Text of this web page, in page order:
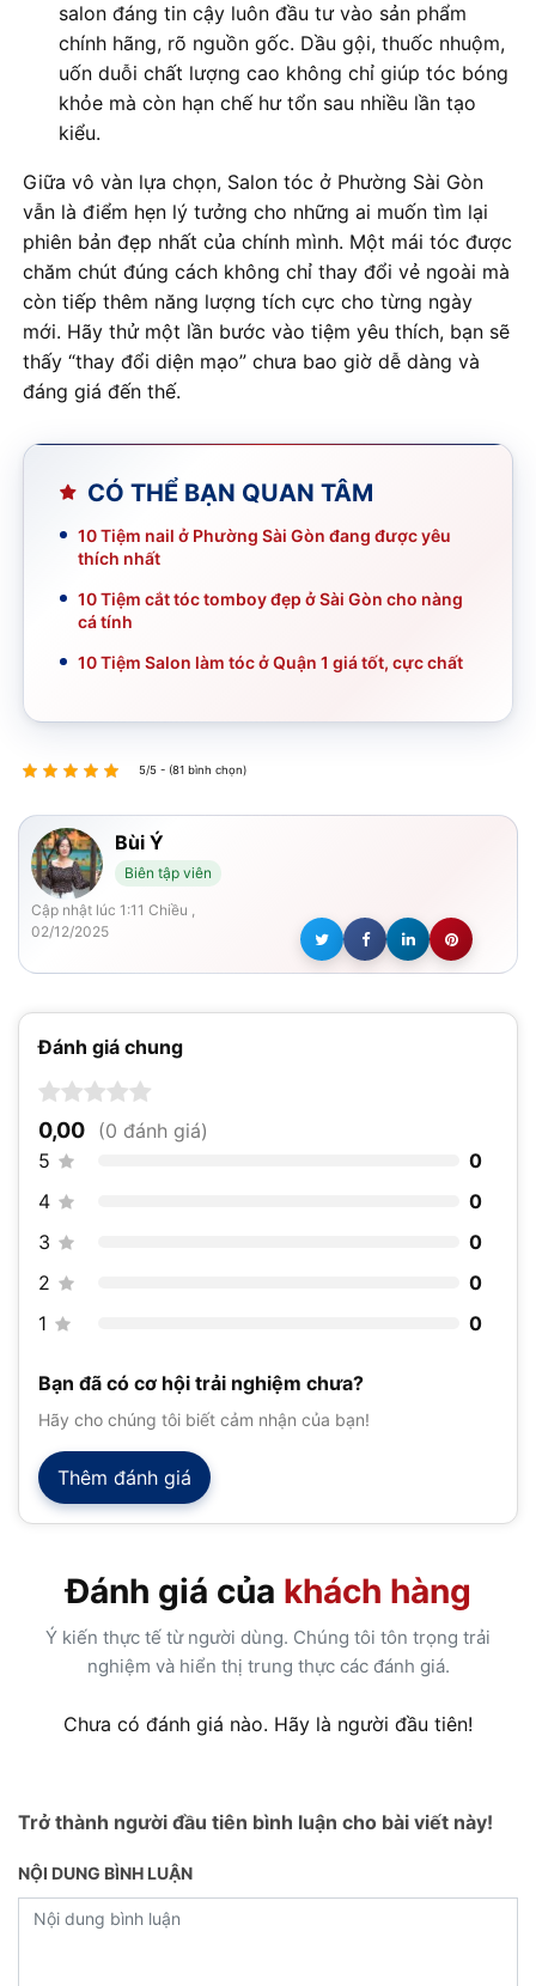
salon đáng tin cậy luôn đầu tư vào sản phẩm
chính hãng, rõ nguồn gốc. Dầu gội, thuốc nhuộm,
uốn duỗi chất lượng cao không chỉ giúp tóc bóng
khỏe mà còn hạn chế hư tổn sau nhiều lần tạo
kiểu.
Giữa vô vàn lựa chọn, Salon tóc ở Phường Sài Gòn
vẫn là điểm hẹn lý tưởng cho những ai muốn tìm lại
phiên bản đẹp nhất của chính mình. Một mái tóc được
chăm chút đúng cách không chỉ thay đổi vẻ ngoài mà
còn tiếp thêm năng lượng tích cực cho từng ngày
mới. Hãy thử một lần bước vào tiệm yêu thích, bạn sẽ
thấy “thay đổi diện mạo” chưa bao giờ dễ dàng và
đáng giá đến thế.
CÓ THỂ BẠN QUAN TÂM
10 Tiệm nail ở Phường Sài Gòn đang được yêu
thích nhất
10 Tiệm cắt tóc tomboy đẹp ở Sài Gòn cho nàng
cá tính
10 Tiệm Salon làm tóc ở Quận 1 giá tốt, cực chất
5/5 - (81 bình chọn)
Bùi Ý
Biên tập viên
Cập nhật lúc 1:11 Chiều ,
02/12/2025
Đánh giá chung
0,00 (0 đánh giá)
5
0
4
0
3
0
2
0
1
0
Bạn đã có cơ hội trải nghiệm chưa?
Hãy cho chúng tôi biết cảm nhận của bạn!
Thêm đánh giá
Đánh giá của khách hàng
Ý kiến thực tế từ người dùng. Chúng tôi tôn trọng trải
nghiệm và hiển thị trung thực các đánh giá.
Chưa có đánh giá nào. Hãy là người đầu tiên!
Trở thành người đầu tiên bình luận cho bài viết này!
NỘI DUNG BÌNH LUẬN